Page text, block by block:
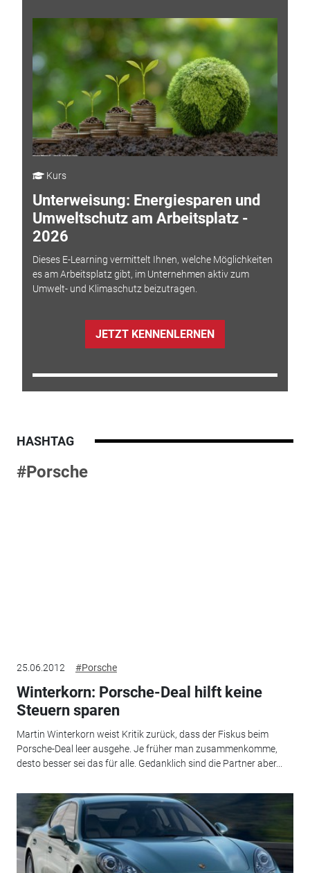
Kurs
Unterweisung: Energiesparen und
Umweltschutz am Arbeitsplatz -
2026
Dieses E-Learning vermittelt Ihnen, welche Möglichkeiten
es am Arbeitsplatz gibt, im Unternehmen aktiv zum
Umwelt- und Klimaschutz beizutragen.
JETZT KENNENLERNEN
HASHTAG
#Porsche
25.06.2012 #Porsche
Winterkorn: Porsche-Deal hilft keine
Steuern sparen
Martin Winterkorn weist Kritik zurück, dass der Fiskus beim
Porsche-Deal leer ausgehe. Je früher man zusammenkomme,
desto besser sei das für alle. Gedanklich sind die Partner aber...